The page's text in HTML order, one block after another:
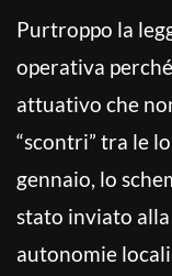
Purtroppo la
operativa
attuativo che
“scontri” tra le
gennaio, lo
stato inviato
autonomie